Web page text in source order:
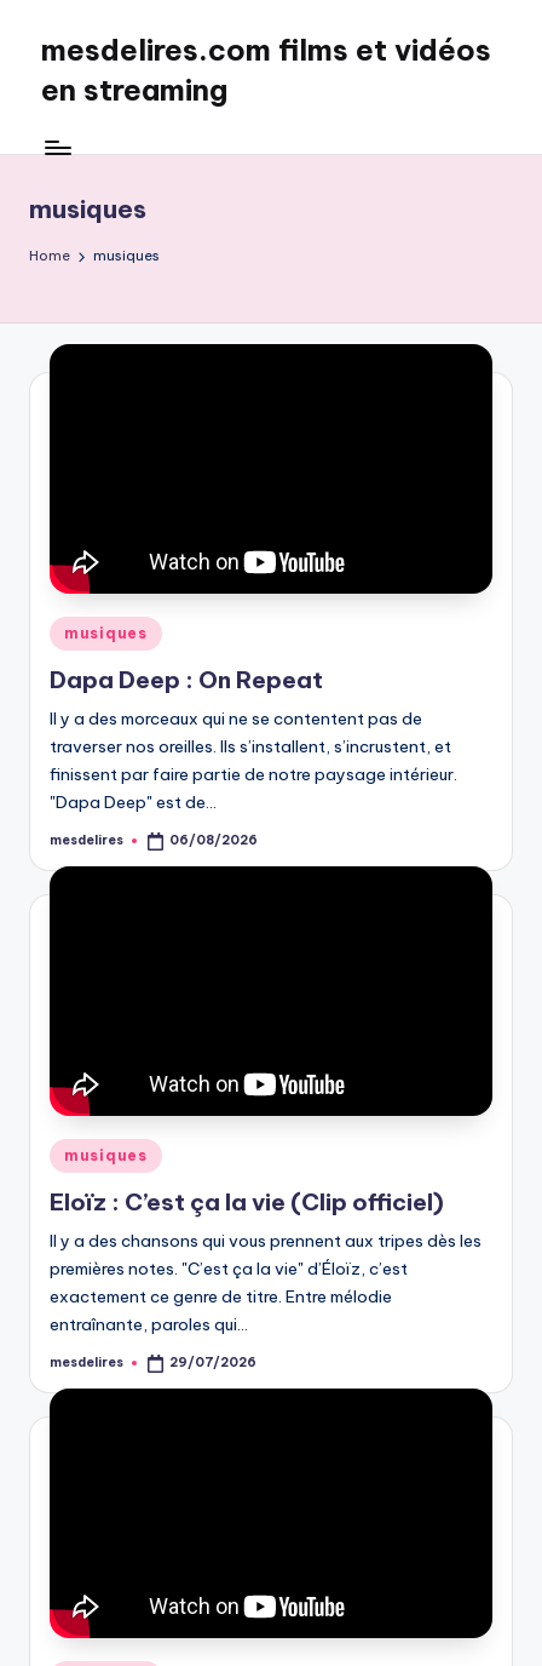
content
mesdelires.com films et vidéos
en streaming
:
et
complet
français
musiques
Home musiques
Posted
in
musiques
Dapa Deep : On Repeat
Il y a des morceaux qui ne se contentent pas de
traverser nos oreilles. Ils s’installent, s’incrustent, et
finissent par faire partie de notre paysage intérieur.
"Dapa Deep" est de…
Posted
mesdelires 06/08/2026
Posted
in
musiques
Eloïz : C’est ça la vie (Clip officiel)
Il y a des chansons qui vous prennent aux tripes dès les
premières notes. "C’est ça la vie" d’Éloïz, c’est
exactement ce genre de titre. Entre mélodie
entraînante, paroles qui…
Posted
mesdelires 29/07/2026